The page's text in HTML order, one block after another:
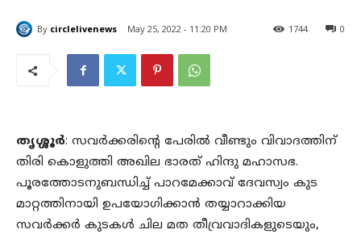
By circlelivenews May 25, 2022 - 11:20 PM 0
1744
തൃശ്ശൂർ: സവർക്കരിൻ്റെ പേരിൽ വീണ്ടും വിവാദത്തിന്
തിരി കൊളുത്തി അഖില ഭാരത് ഹിന്ദു മഹാസഭ.
പൂരത്തോടനുബന്ധിച്ച് പാറമേക്കാവ് ദേവസ്വം കുട
മാറ്റത്തിനായി ഉപയോഗിക്കാൻ തയ്യാറാക്കിയ
സവർക്കർ കുടകൾ ചില മത തീവ്രവാദികളുടെയും,